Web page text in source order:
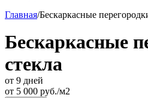
Главная/Бескаркасные
Бескаркасные
стекла
от 9 дней
от 5 000 руб./м2